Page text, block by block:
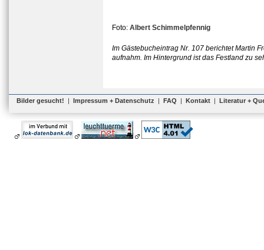
Foto: Albert Schimmelpfennig
Im Gästebucheintrag Nr. 107 berichtet Martin
aufnahm. Im Hintergrund ist das Festland zu
Bilder gesucht! | Impressum + Datenschutz | FAQ | Kontakt | Literatur +